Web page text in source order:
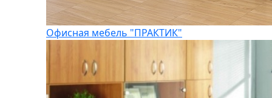
Офисная мебель "ПРАКТИК"